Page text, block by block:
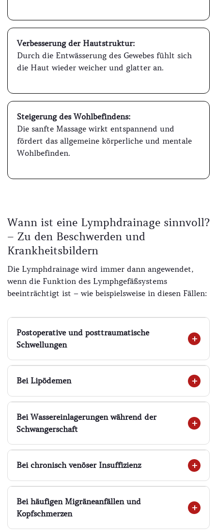
Verbesserung der Hautstruktur:
Durch die Entwässerung des Gewebes fühlt sich
die Haut wieder weicher und glatter an.
Steigerung des Wohlbefindens:
Die sanfte Massage wirkt entspannend und
fördert das allgemeine körperliche und mentale
Wohlbefinden.
Wann ist eine Lymphdrainage sinnvoll?
– Zu den Beschwerden und
Krankheitsbildern
Die Lymphdrainage wird immer dann angewendet,
wenn die Funktion des Lymphgefäßsystems
beeinträchtigt ist – wie beispielsweise in diesen Fällen:
Postoperative und posttraumatische
Schwellungen
Bei Lipödemen
Bei Wassereinlagerungen während der
Schwangerschaft
Bei chronisch venöser Insuffizienz
Bei häufigen Migräneanfällen und
Kopfschmerzen